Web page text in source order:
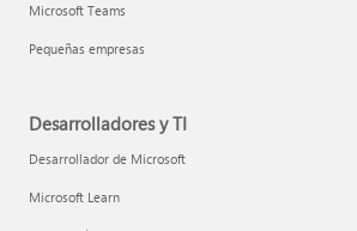
Microsoft Teams
Pequeñas empresas
Desarrolladores y TI
Desarrollador de Microsoft
Microsoft Learn